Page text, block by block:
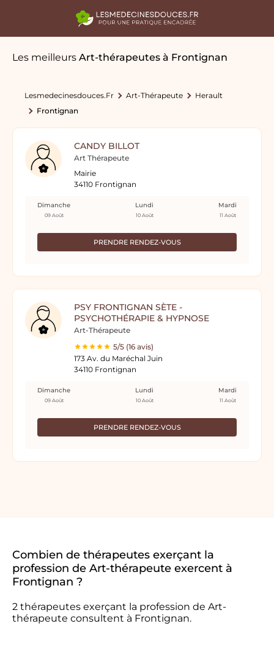
Les meilleurs Art-thérapeutes à Frontignan
Lesmedecinesdouces.fr Art-Thérapeute
Herault
Frontignan
CANDY BILLOT
Art Thérapeute
Mairie
34110 Frontignan
PRENDRE RENDEZ-VOUS
Dimanche
09 Août
Lundi
10 Août
Mardi
11 Août
PSY FRONTIGNAN SÈTE -
PSYCHOTHÉRAPIE & HYPNOSE
Art-Thérapeute
5/5 (16 avis)
173 Av. du Maréchal Juin
34110 Frontignan
PRENDRE RENDEZ-VOUS
Dimanche
09 Août
Lundi
10 Août
Mardi
11 Août
Combien de thérapeutes exerçant la
profession de Art-thérapeute exercent à
Frontignan ?
2 thérapeutes exerçant la profession de Art-
thérapeute consultent à Frontignan.